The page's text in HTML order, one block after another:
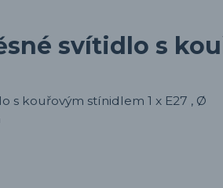
svítidlo s